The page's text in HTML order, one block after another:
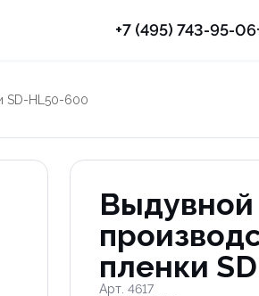
+7 (495) 743-95-06
SD-HL50-600
Выдувной
пленки
Арт. 4617